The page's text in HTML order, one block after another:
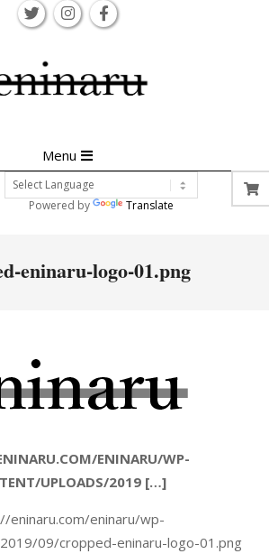
Menu
Powered by
Translate
eninaru-logo-01.png
ENINARU/WP-
UPLOADS/2019 […]
eninaru.com/eninaru/wp-
09/cropped-eninaru-logo-01.png